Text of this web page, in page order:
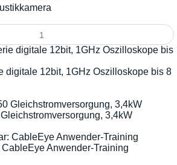
digitale 12bit, 1GHz Oszilloskope bis 8
3,4kW
Anwender-Training